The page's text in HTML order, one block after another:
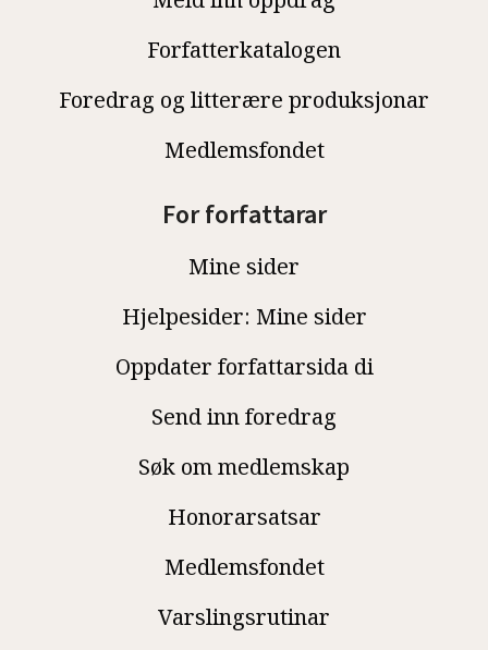
Forfatterkatalogen
Foredrag og litterære produksjonar
Medlemsfondet
For forfattarar
Mine sider
Hjelpesider: Mine sider
Oppdater forfattarsida di
Send inn foredrag
Søk om medlemskap
Honorarsatsar
Medlemsfondet
Varslingsrutinar